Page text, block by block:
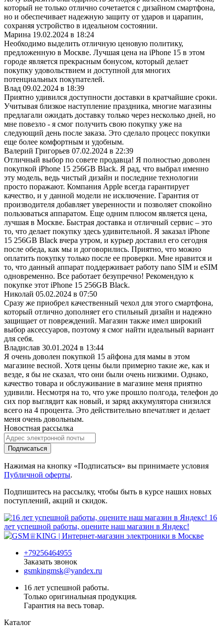
который не только отлично сочетается с дизайном смартфона,
но и обеспечивает надежную защиту от ударов и царапин,
сохраняя устройство в идеальном состоянии.
Марина 19.02.2024 в 18:24
Необходимо выделить отличную ценовую политику,
предложенную в Москве. Лучшая цена на iPhone 15 в этом
городе является прекрасным бонусом, который делает
покупку удовольствием и доступной для многих
потенциальных покупателей.
Влад 09.02.2024 в 18:39
Приятно удивился доступности доставки в кратчайшие сроки.
Учитывая близкое наступление праздника, многие магазины
предлагали ожидать доставку только через несколько дней, но
мне повезло - я смог получить свою покупку уже на
следующий день после заказа. Это сделало процесс покупки
еще более комфортным и удобным.
Валерий Григорьев 07.02.2024 в 22:39
Отличный выбор по совете продавца! Я полностью доволен
покупкой iPhone 15 256GB Black. Я рад, что выбрал именно
эту модель, ведь чистый дизайн и последние технологии
просто поражают. Компания Apple всегда гарантирует
качество, и у данной модели не исключение. Гарантия от
производителя добавляет уверенности и позволяет спокойно
пользоваться аппаратом. Еще одним плюсом является цена,
лучшая в Москве. Быстрая доставка и отличный сервис – это
то, что делает покупку здесь удивительной. Я заказал iPhone
15 256GB Black вчера утром, и курьер доставил его сегодня
после обеда, как мы и договорились. Приятно, что можно
оплатить покупку только после ее проверки. Мне нравится и
то, что данный аппарат поддерживает работу nano SIM и eSIM
одновременно. Все работает безупречно! Рекомендую к
покупке этот iPhone 15 256GB Black.
Николай 05.02.2024 в 07:50
Сразу же приобрел качественный чехол для этого смартфона,
который отлично дополняет его стильный дизайн и надежно
защищает от повреждений. Магазин также имел широкий
выбор аксессуаров, поэтому я смог найти идеальный вариант
для себя.
Владислав 30.01.2024 в 13:44
Я очень доволен покупкой 15 айфона для мамы в этом
магазине весной. Хотя цены были примерно такие же, как и
везде, я бы не сказал, что они были очень низкими. Однако,
качество товара и обслуживание в магазине меня приятно
удивили. Несмотря на то, что уже прошло полгода, телефон до
сих пор выглядит как новый, и заряд аккумулятора снизился
всего на 4 процента. Это действительно впечатляет и делает
меня очень довольным.
Новостная рассылка
Подписаться
Нажимая на кнопку «Подписаться» вы принимаете условия
Публичной оферты.
Подпишитесь на рассылку, чтобы быть в курсе наших новых
поступлений, акций и скидок.
16
лет успешной работы, оцените наш магазин в Яндекс!
+79256464955
Заказать звонок
gsmkingmsk@yandex.ru
16 лет успешной работы.
Только оригинальная продукция.
Гарантия на весь товар.
Каталог